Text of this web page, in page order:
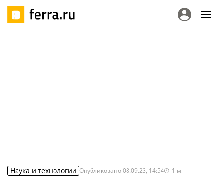
Наука и технологии Опубликовано08.09.23, 14:54 1 м.